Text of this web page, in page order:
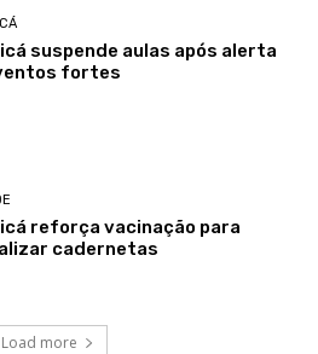
suspende aulas após alerta
fortes
reforça vacinação para
cadernetas
Load more